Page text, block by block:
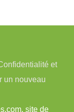
et
un nouveau
site de